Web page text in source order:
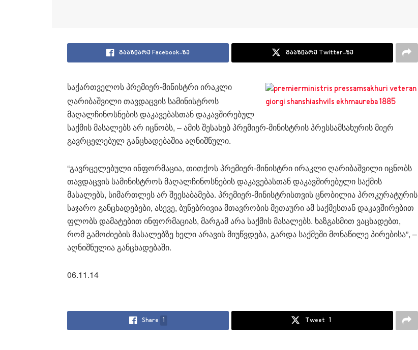
გააზიარე Facebook-ზე გააზიარე Twitter-ზე
საქართველოს პრემიერ-მინისტრი ირაკლი
ღარიბაშვილი თავდაცვის სამინისტროს
მაღალჩინოსნების დაკავებასთან დაკავშირებულ
საქმის მასალებს არ იცნობს, – ამის შესახებ პრემიერ-მინისტრის პრესსამსახურის მიერ
გავრცელებულ განცხადებაშია აღნიშნული.
“გავრცელებული ინფორმაცია, თითქოს პრემიერ-მინისტრი ირაკლი ღარიბაშვილი იცნობს
თავდაცვის სამინისტროს მაღალჩინოსნების დაკავებასთან დაკავშირებული საქმის
მასალებს, სიმართლეს არ შეესაბამება. პრემიერ-მინისტრისთვის ცნობილია პროკურატურის
საჯარო განცხადებები, ასევე, ბუნებრივია მთავრობის მეთაური ამ საქმესთან დაკავშირებით
ფლობს დამატებით ინფორმაციას, მარგამ არა საქმის მასალებს. ხაზგასმით ვაცხადებთ,
რომ გამოძიების მასალებზე ხელი არავის მიუწვდება, გარდა საქმეში მონაწილე პირებისა”, –
აღნიშნულია განცხადებაში.
06.11.14
Share 1 Tweet 1